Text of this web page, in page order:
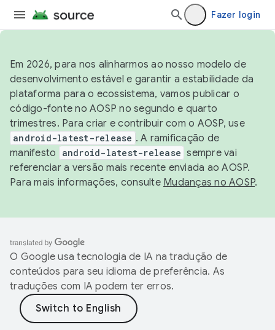
Fazer login
Em 2026, para nos alinharmos ao nosso modelo de
desenvolvimento estável e garantir a estabilidade da
plataforma para o ecossistema, vamos publicar o
código-fonte no AOSP no segundo e quarto
trimestres. Para criar e contribuir com o AOSP, use
android-latest-release . A ramificação de
manifesto
android-latest-release sempre vai
referenciar a versão mais recente enviada ao AOSP.
Para mais informações, consulte Mudanças no AOSP.
O Google usa tecnologia de IA na tradução de
conteúdos para seu idioma de preferência. As
traduções com IA podem ter erros.